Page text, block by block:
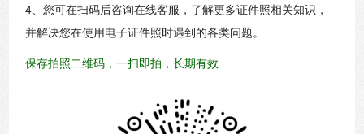
4、您可在扫码后咨询在线客服，了解更多证件照相关知识，
并解决您在使用电子证件照时遇到的各类问题。
保存拍照二维码，一扫即拍，长期有效